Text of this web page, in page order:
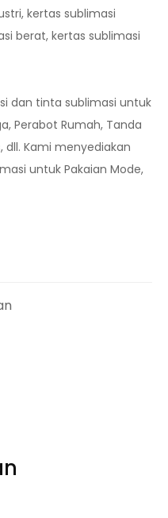
kertas sublimasi
berat, kertas sublimasi
dan tinta sublimasi untuk
Perabot Rumah, Tanda
dll. Kami menyediakan
untuk Pakaian Mode,